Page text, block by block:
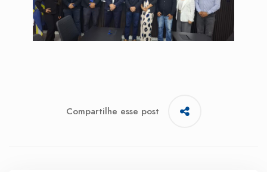
Compartilhe esse post